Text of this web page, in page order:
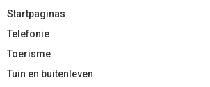
Startpaginas
Telefonie
Toerisme
Tuin en buitenleven